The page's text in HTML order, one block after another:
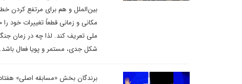
بین‌الملل و هم برای مرتفع کردن
مکانی و زمانی قطعاً تغییرات خود
ملی تعریف کند. لذا چه در زمان
شکل جدی، مستمر و پویا فعال باشد.
برندگان بخش «مسابقه اصلی» هفتاد